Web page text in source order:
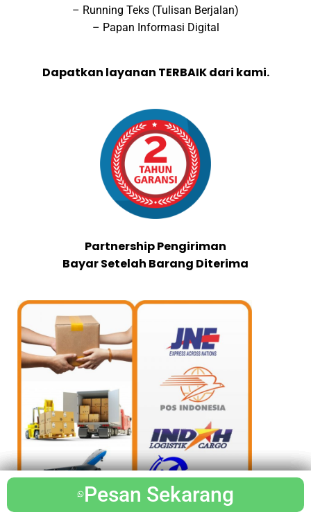
Pesan Sekarang
– Running Teks (Tulisan Berjalan)
– Papan Informasi Digital
Dapatkan layanan TERBAIK dari kami.
Partnership Pengiriman
Bayar Setelah Barang Diterima
Pesan Sekarang
Pesan Sekarang
Pesan Sekarang
Pesan Sekarang